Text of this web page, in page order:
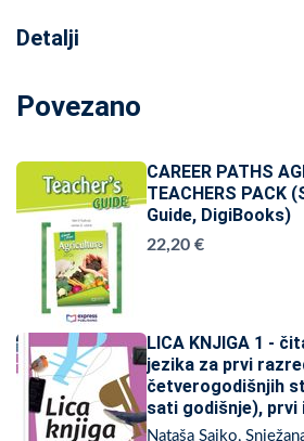
Detalji
Povezano
CAREER PATHS
TEACHERS PACK
Guide, DigiBooks)
22,20 €
LICA KNJIGA 1 -
jezika za prvi
četverogodišnjih
sati godišnje), prvi
Nataša Sajko,